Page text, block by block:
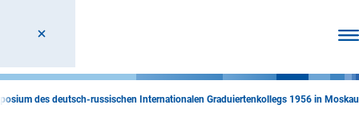
des deutsch-russischen Internationalen Graduiertenkollegs 1956 in Moskau